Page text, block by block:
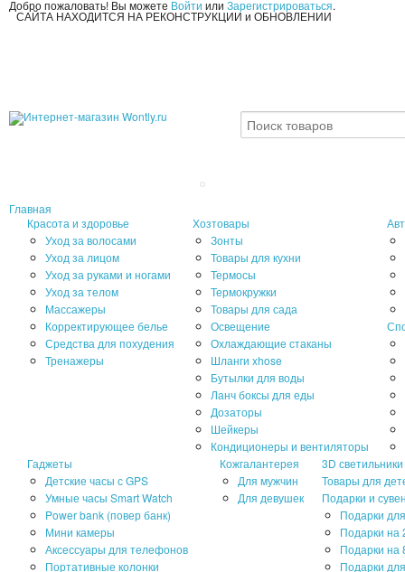
Добро пожаловать! Вы можете Войти или Зарегистрироваться.
САЙТА НАХОДИТСЯ НА РЕКОНСТРУКЦИИ и ОБНОВЛЕНИИ
Главная
Красота и здоровье
Уход за волосами
Уход за лицом
Уход за руками и ногами
Уход за телом
Массажеры
Корректирующее белье
Средства для похудения
Тренажеры
Хозтовары
Зонты
Товары для кухни
Термосы
Термокружки
Товары для сада
Освещение
Охлаждающие стаканы
Шланги xhose
Бутылки для воды
Ланч боксы для еды
Дозаторы
Шейкеры
Кондиционеры и вентиляторы
Гаджеты
Детские часы с GPS
Умные часы Smart Watch
Power bank (повер банк)
Мини камеры
Аксессуары для телефонов
Портативные колонки
Кожгалантерея
Для мужчин
Для девушек
3D светильники
Товары для
Подарки и
Подарки
Подарки на
Подарки на
Подарки